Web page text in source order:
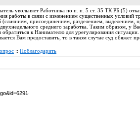
увольняет Работника по п. п. 5 ст. 35 ТК РБ (5)
работы в связи с изменением существенных условий
присоединением, разделением, выделением,
среднего заработка. Таким образом, у
к Нанимателю для урегулирования
Вам предоставить, то в таком случае суд обяжет
:: Поблагодарить